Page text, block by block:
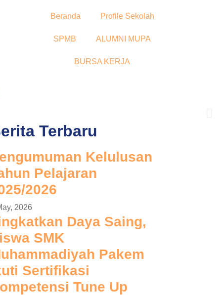
Beranda Profile Sekolah
SPMB ALUMNI MUPA
BURSA KERJA
unggulan
Terbaru
Kelulusan
Pelajaran
2026
2026
Daya Saing,
SMK
Pakem
Sertifikasi
Tune Up